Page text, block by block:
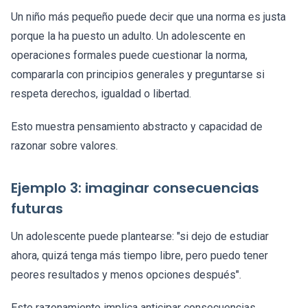
Un niño más pequeño puede decir que una norma es justa
porque la ha puesto un adulto. Un adolescente en
operaciones formales puede cuestionar la norma,
compararla con principios generales y preguntarse si
respeta derechos, igualdad o libertad.
Esto muestra pensamiento abstracto y capacidad de
razonar sobre valores.
Ejemplo 3: imaginar consecuencias
futuras
Un adolescente puede plantearse: "si dejo de estudiar
ahora, quizá tenga más tiempo libre, pero puedo tener
peores resultados y menos opciones después".